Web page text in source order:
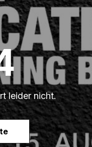
leider nicht.